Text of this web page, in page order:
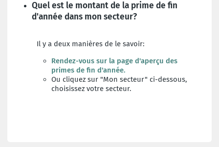
Quel est le montant de la prime de fin
d'année dans mon secteur?
Il y a deux manières de le savoir:
Rendez-vous sur la page d'aperçu des
primes de fin d'année.
Ou cliquez sur "Mon secteur" ci-dessous,
choisissez votre secteur.